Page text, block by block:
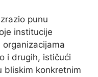
punu
institucije
i drugih, ističući
bliskim konkretnim